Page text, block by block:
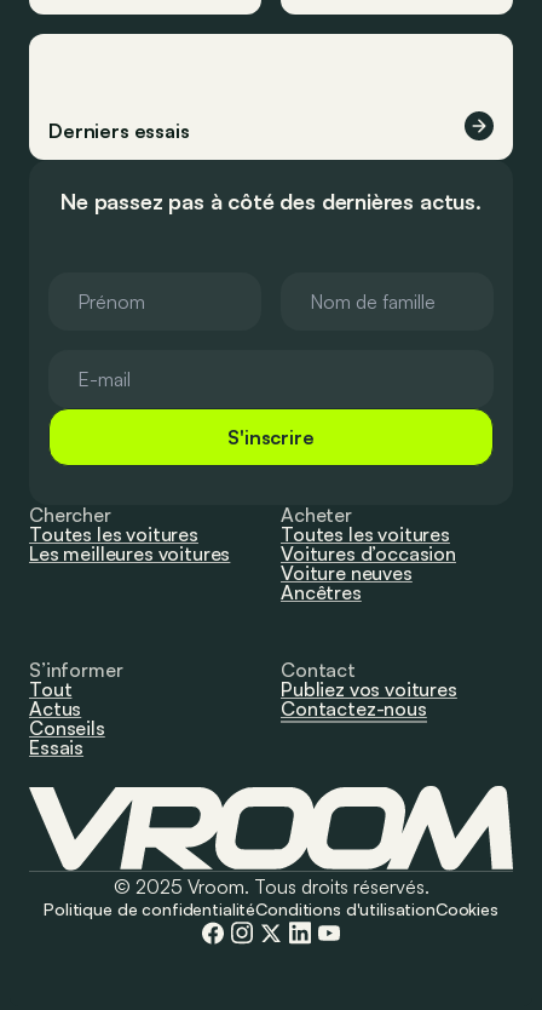
Derniers essais
Ne passez pas à côté des dernières actus.
S'inscrire
Chercher
Toutes les voitures
Les meilleures voitures
Acheter
Toutes les voitures
Voitures d’occasion
Voiture neuves
Ancêtres
S’informer
Tout
Actus
Conseils
Essais
Contact
Publiez vos voitures
Contactez-nous
© 2025 Vroom. Tous droits réservés.
Politique de confidentialitéConditions d'utilisationCookies